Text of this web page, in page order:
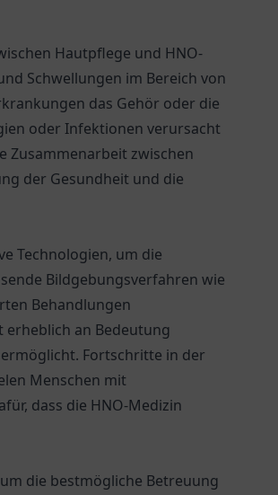
Hautpflege und HNO-
Schwellungen im Bereich von
das Gehör oder die
oder Infektionen verursacht
Zusammenarbeit zwischen
der Gesundheit und die
Technologien, um die
Bildgebungsverfahren wie
Behandlungen
erheblich an Bedeutung
Fortschritte in der
Menschen mit
dass die HNO-Medizin
die bestmögliche Betreuung